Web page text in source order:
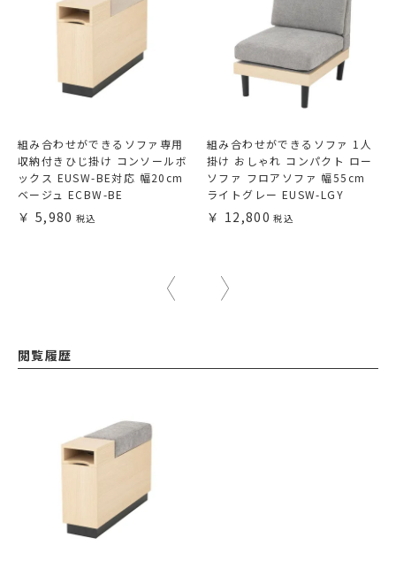
組み合わせができるソファ専用
収納付きひじ掛け コンソールボ
ックス EUSW-BE対応 幅20cm
ベージュ ECBW-BE
5,980
組み合わせができるソファ 1人
掛け おしゃれ コンパクト ロー
ソファ フロアソファ 幅55cm
ライトグレー EUSW-LGY
12,800
閲覧履歴